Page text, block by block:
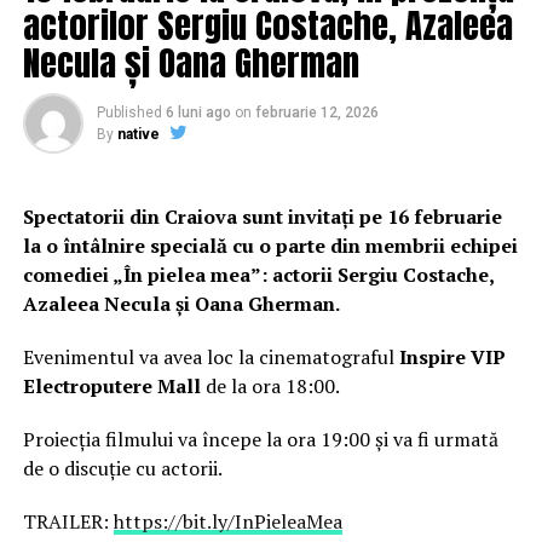
Gheorghe Piperea, administratorul judiciar al RADET, a
arătat că încă din 2013 s-a vorbit despre un plan de
fuziune al RADET cu ELCEN, ambele aflate în acest
moment în insolvenţă.
complicate de motive politice, fuziunea nu mai este
posibilă. În mai 2018 s-a luat decizia de către Consiliul
General al Municipiului Bucureşti de a face acele două
entităţi – altceva decât fuziune – un transfer de
business, care până la urmă este o altă formă de fuziune,
pentru că business-ul celor două şi activele celor două
entităţi se vor reuni în Societatea Energetică. Acesta e
trecutul. Fără a rezolva trecutul nu poţi să ai un plan de
reorganizare, şi un plan de reorganizare nu este un
executoriu, o hotărâre judecătorească, atât împotriva
actorilor Sergiu Costache, Azaleea
Necula și Oana Gherman
Published 6 luni ago on februarie 12, 2026
By native
Spectatorii din Craiova sunt invitați pe 16 februarie
la o întâlnire specială cu o parte din membrii echipei
comediei „În pielea mea”: actorii Sergiu Costache,
Azaleea Necula și Oana Gherman.
Evenimentul va avea loc la cinematografulInspire VIP
Electroputere Mall de la ora 18:00.
Proiecția filmului va începe la ora 19:00 și va fi urmată
de o discuție cu actorii.
TRAILER:https://bit.ly/InPieleaMea